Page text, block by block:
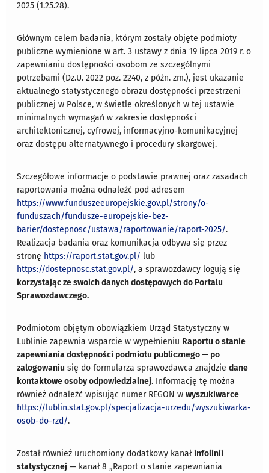
2025 (1.25.28).
Głównym celem badania, którym zostały objęte podmioty
publiczne wymienione w art. 3 ustawy z dnia 19 lipca 2019 r. o
zapewnianiu dostępności osobom ze szczególnymi
potrzebami (Dz.U. 2022 poz. 2240, z późn. zm.), jest ukazanie
aktualnego statystycznego obrazu dostępności przestrzeni
publicznej w Polsce, w świetle określonych w tej ustawie
minimalnych wymagań w zakresie dostępności
architektonicznej, cyfrowej, informacyjno-komunikacyjnej
oraz dostępu alternatywnego i procedury skargowej.
Szczegółowe informacje o podstawie prawnej oraz zasadach
raportowania można odnaleźć pod adresem
https://www.funduszeeuropejskie.gov.pl/strony/o-
funduszach/fundusze-europejskie-bez-
barier/dostepnosc/ustawa/raportowanie/raport-2025/.
Realizacja badania oraz komunikacja odbywa się przez
stronę https://raport.stat.gov.pl/ lub
https://dostepnosc.stat.gov.pl/, a sprawozdawcy logują się
korzystając ze swoich danych dostępowych do Portalu
Sprawozdawczego.
Podmiotom objętym obowiązkiem Urząd Statystyczny w
Lublinie zapewnia wsparcie w wypełnieniu Raportu o stanie
zapewniania dostępności podmiotu publicznego — po
zalogowaniu się do formularza sprawozdawca znajdziedane
kontaktowe osoby odpowiedzialnej. Informację tę można
również odnaleźć wpisując numer REGON wwyszukiwarce
https://lublin.stat.gov.pl/specjalizacja-urzedu/wyszukiwarka-
osob-do-rzd/.
Został również uruchomiony dodatkowy kanałinfolinii
statystycznej — kanał 8 „Raport o stanie zapewniania